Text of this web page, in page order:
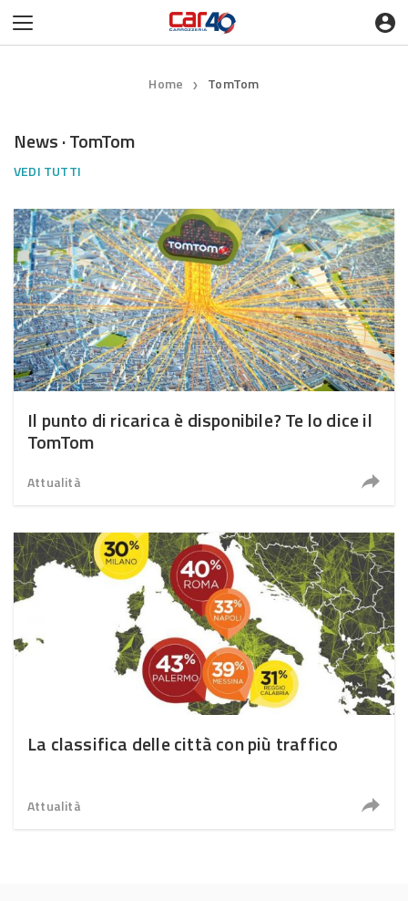
Home ❯ TomTom
News · TomTom
VEDI TUTTI
Il punto di ricarica è disponibile? Te lo dice il
TomTom
Attualità
La classifica delle città con più traffico
Attualità